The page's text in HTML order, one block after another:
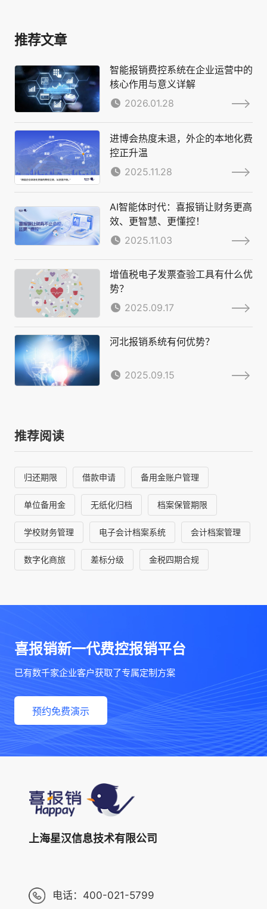
推荐文章
智能报销费控系统在企业运营中的
核心作用与意义详解
2026.01.28
进博会热度未退，外企的本地化费
控正升温
2025.11.28
AI智能体时代：喜报销让财务更高
效、更智慧、更懂控！
2025.11.03
增值税电子发票查验工具有什么优
势？
2025.09.17
河北报销系统有何优势？
2025.09.15
推荐阅读
归还期限 借款申请 备用金账户管理
单位备用金 无纸化归档 档案保管期限
学校财务管理 电子会计档案系统 会计档案管理
数字化商旅 差标分级 金税四期合规
喜报销新一代费控报销平台
已有数千家企业客户获取了专属定制方案
预约免费演示
上海星汉信息技术有限公司
电话： 400-021-5799